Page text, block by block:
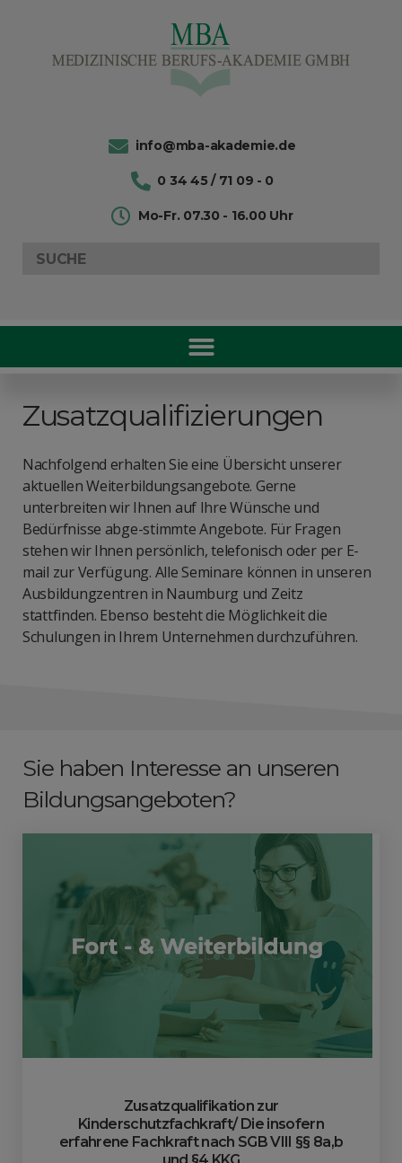
info@mba-akademie.de
0 34 45 / 71 09 - 0
Mo-Fr. 07.30 - 16.00 Uhr
Search
for:
Zusatzqualifizierungen
Nachfolgend erhalten Sie eine Übersicht unserer
aktuellen Weiterbildungsangebote. Gerne
unterbreiten wir Ihnen auf Ihre Wünsche und
Bedürfnisse abge-stimmte Angebote. Für Fragen
stehen wir Ihnen persönlich, telefonisch oder per E-
mail zur Verfügung. Alle Seminare können in unseren
Ausbildungzentren in Naumburg und Zeitz
stattfinden. Ebenso besteht die Möglichkeit die
Schulungen in Ihrem Unternehmen durchzuführen.
Sie haben Interesse an unseren
Bildungsangeboten?
Zusatzqualifikation zur
Kinderschutzfachkraft/ Die insofern
erfahrene Fachkraft nach SGB VIII §§ 8a,b